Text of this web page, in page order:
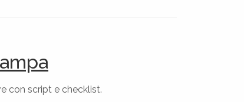
con script e checklist.